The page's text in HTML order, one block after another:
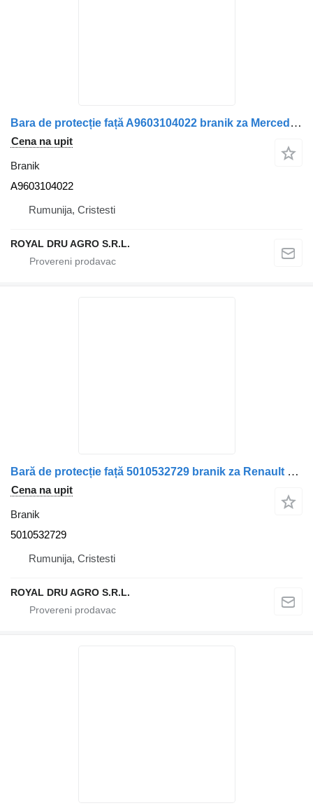
Bara de protecție față A9603104022 branik za Mercedes-Benz – Cod: / 9603104022 kamiona
Cena na upit
Branik
A9603104022
Rumunija, Cristesti
ROYAL DRU AGRO S.R.L.
Bară de protecție față 5010532729 branik za Renault kamiona
Cena na upit
Branik
5010532729
Rumunija, Cristesti
ROYAL DRU AGRO S.R.L.